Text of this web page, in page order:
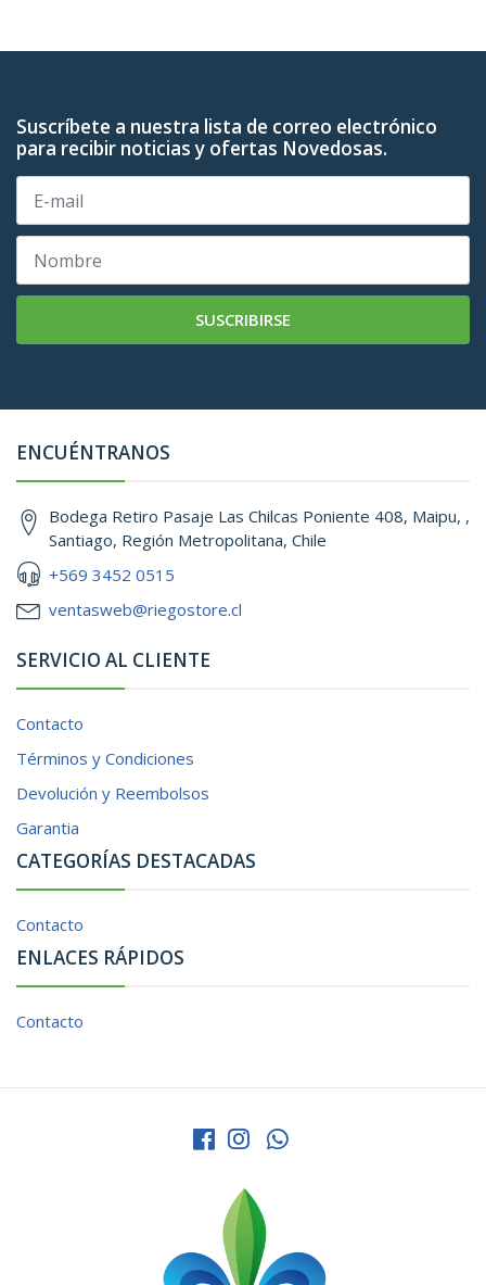
Suscríbete a nuestra lista de correo electrónico
para recibir noticias y ofertas Novedosas.
SUSCRIBIRSE
ENCUÉNTRANOS
Bodega Retiro Pasaje Las Chilcas Poniente 408, Maipu, ,
Santiago, Región Metropolitana, Chile
+569 3452 0515
ventasweb@riegostore.cl
SERVICIO AL CLIENTE
Contacto
Términos y Condiciones
Devolución y Reembolsos
Garantia
CATEGORÍAS DESTACADAS
Contacto
ENLACES RÁPIDOS
Contacto